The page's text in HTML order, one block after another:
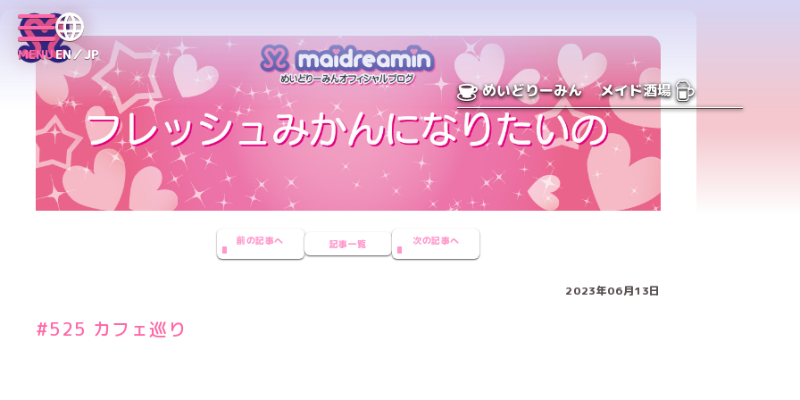
MENUEN／JP
めいどりーみん メイド酒場
前の記事へ 記事一覧 次の記事へ
2023年06月13日
#525 カフェ巡り